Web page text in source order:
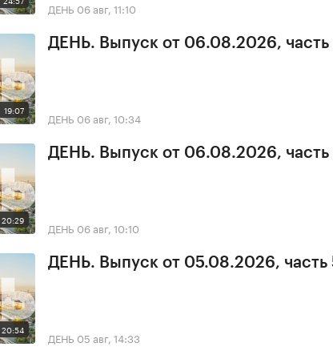
ДЕНЬ 06 авг, 11:10
19:07
ДЕНЬ. Выпуск от 06.08.2026, часть
ДЕНЬ 06 авг, 10:34
20:29
ДЕНЬ. Выпуск от 06.08.2026, часть
ДЕНЬ 06 авг, 10:10
20:54
ДЕНЬ. Выпуск от 05.08.2026, часть
ДЕНЬ 05 авг, 14:33